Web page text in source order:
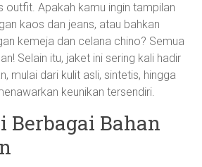
outfit. Apakah kamu ingin tampilan
kaos dan jeans, atau bahkan
kemeja dan celana chino? Semua
Selain itu, jaket ini sering kali hadir
mulai dari kulit asli, sintetis, hingga
keunikan tersendiri.
Berbagai Bahan